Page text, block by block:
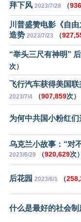
拜下风 2023/7/28 （
川普盛赞电影《自
造势 2023/7/23 （
“举头三尺有神明”
次）
飞行汽车获得美国
2023/7/4 （907,859次）
为何中共国小粉红
乌克兰小故事：“对
2023/6/29 （920,629次）
后花园 2023/6/1 （
什么是最好的社会制